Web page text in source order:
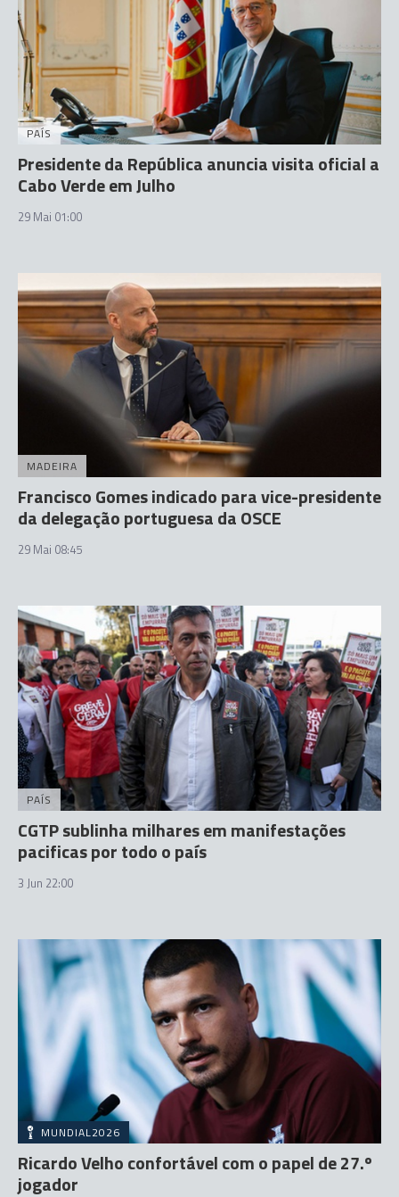
PAÍS
Presidente da República anuncia visita oficial a
Cabo Verde em Julho
29 Mai 01:00
MADEIRA
Francisco Gomes indicado para vice-presidente
da delegação portuguesa da OSCE
29 Mai 08:45
PAÍS
CGTP sublinha milhares em manifestações
pacificas por todo o país
3 Jun 22:00
MUNDIAL2026
Ricardo Velho confortável com o papel de 27.º
jogador